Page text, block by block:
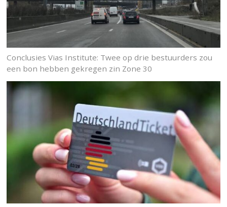
Conclusies Vias Institute: Twee op drie bestuurders zou
een bon hebben gekregen zin Zone 30